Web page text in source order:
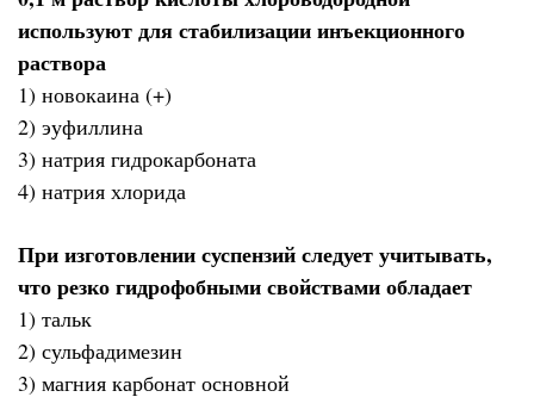
используют для стабилизации инъекционного
раствора
1) новокаина (+)
2) эуфиллина
3) натрия гидрокарбоната
4) натрия хлорида
При изготовлении суспензий следует учитывать,
что резко гидрофобными свойствами обладает
1) тальк
2) сульфадимезин
3) магния карбонат основной